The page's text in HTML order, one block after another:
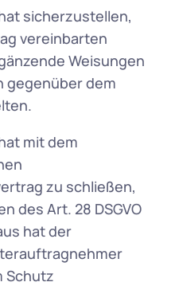
sicherzustellen,
vereinbarten
Weisungen
gegenüber dem
mit dem
zu schließen,
des Art. 28 DSGVO
hat der
Schutz